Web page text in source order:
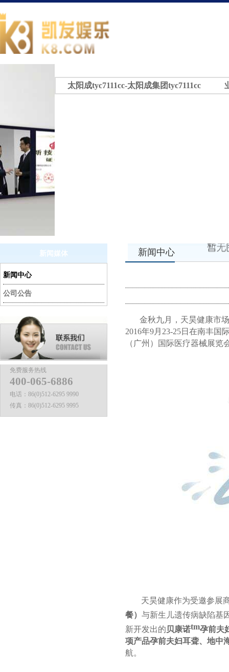
太阳成tyc7111cc-太阳成集团tyc7111cc
新闻媒体
新闻中心
公司公告
免费服务热线
400-065-6886
电话： 86(0)512-6295 9990
传真： 86(0)512-6295 9995
新闻中心
金秋九月，天昊健康市
2016年9月 23-25日在南丰国
（广州）国际医疗器械展
天昊健康作为受邀参展
餐） 与新生儿遗传病缺陷基
新开发出的 贝康诺tm孕前夫
项产品孕前夫妇耳聋、地中
航。